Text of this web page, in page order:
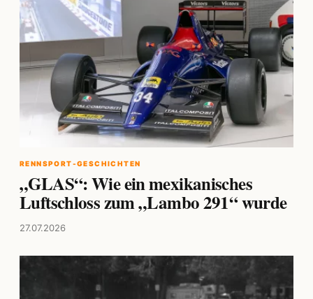
RENNSPORT-GESCHICHTEN
„GLAS“: Wie ein mexikanisches
Luftschloss zum „Lambo 291“ wurde
27.07.2026